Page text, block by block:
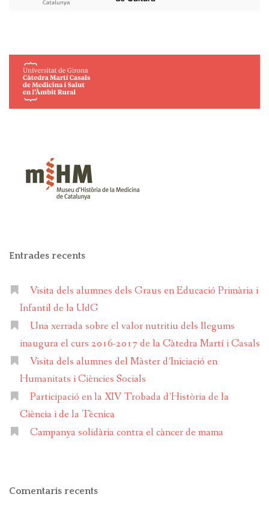
Entrades recents
Visita dels alumnes dels Graus en Educació Primària i
Infantil de la UdG
Una xerrada sobre el valor nutritiu dels llegums
inaugura el curs 2016-2017 de la Càtedra Martí i Casals
Visita dels alumnes del Màster d’Iniciació en
Humanitats i Ciències Socials
Participació en la XIV Trobada d’Història de la
Ciència i de la Tècnica
Campanya solidària contra el càncer de mama
Comentaris recents